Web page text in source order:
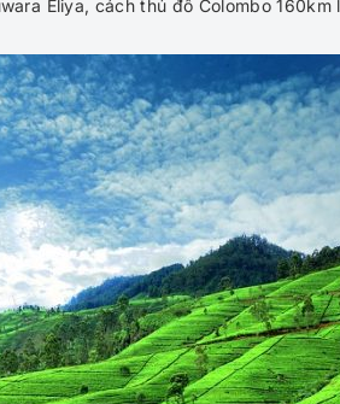
Eliya, cách thủ đô Colombo